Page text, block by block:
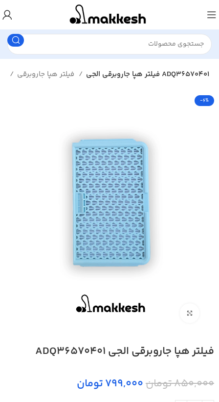
فیلتر هپا جاروبرقی الجی ADQ36570401
-6%
بزرگنمایی تصویر
فیلتر هپا جاروبرقی الجی ADQ36570401
850,000 تومان
799,000 تومان